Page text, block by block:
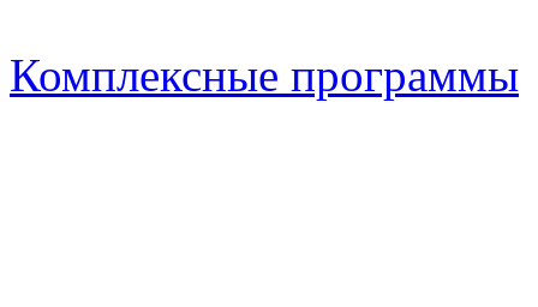
Комплексные программы